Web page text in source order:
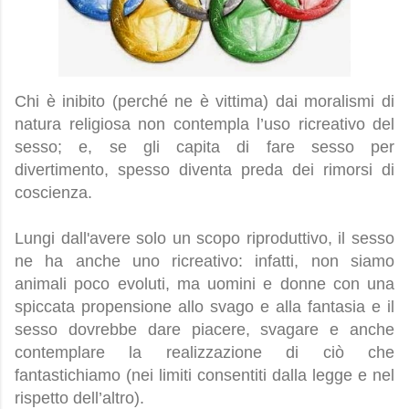
Chi è inibito (perché ne è vittima) dai moralismi di
natura religiosa non contempla l’uso ricreativo del
sesso; e, se gli capita di fare sesso per
divertimento, spesso diventa preda dei rimorsi di
coscienza.
Lungi dall'avere solo un scopo riproduttivo, il sesso
ne ha anche uno ricreativo: infatti, non siamo
animali poco evoluti, ma uomini e donne con una
spiccata propensione allo svago e alla fantasia e il
sesso dovrebbe dare piacere, svagare e anche
contemplare la realizzazione di ciò che
fantastichiamo (nei limiti consentiti dalla legge e nel
rispetto dell’altro).